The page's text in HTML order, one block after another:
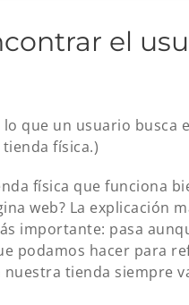
el
que un usuario busca
física.)
física que funciona
web? La explicación
importante: pasa
podamos hacer para
tienda siempre